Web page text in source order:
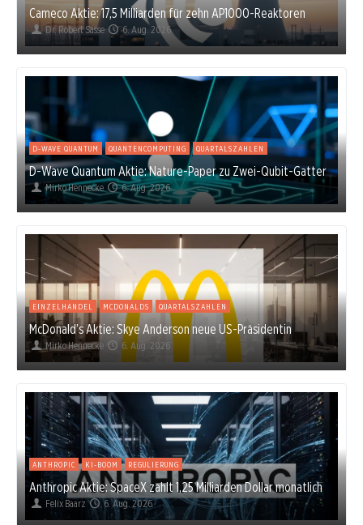
Cameco Aktie: 17,5 Milliarden für zehn AP1000-Reaktoren
Dr. Robert Sasse 6. Aug. 2026
D-WAVE QUANTUM QUANTENCOMPUTING QUARTALSZAHLEN
D-Wave Quantum Aktie: Nature-Paper zu Zwei-Qubit-Gatter
Mirko Hennecke 6. Aug. 2026
EINZELHANDEL MCDONALDS QUARTALSZAHLEN
McDonald’s Aktie: Skye Anderson neue US-Präsidentin
Mirko Hennecke 6. Aug. 2026
ANTHROPIC KI-BOOM REGULIERUNG
Anthropic Aktie: SpaceX zahlt 1,25 Milliarden Dollar monatlich
Felix Baarz 6. Aug. 2026